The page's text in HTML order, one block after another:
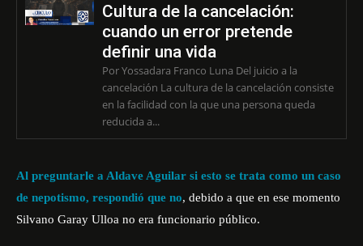
Cultura de la cancelación:
cuando un error pretende
definir una vida
Por Yossadara Franco Luna Del juicio a la
cancelación La cultura de la cancelación consiste
en la facilidad con la que una persona queda
reducida a...
Al preguntarle a Aldave Aguilar si esto se trata como un caso
de nepotismo, respondió que no, debido a que en ese momento
Silvano Garay Ulloa no era funcionario público.